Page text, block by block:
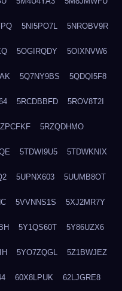
5NI5PO7L 5NROBV9R
5OGIRQDY 5OIXNVW6
5Q7NY9BS 5QDQI5F8
5RCDBBFD 5ROV8T2I
5RZQDHMO
5TDWI9U5 5TDWKNIX
5UPNX603 5UUMB8OT
5VVNNS1S 5XJ2MR7Y
5Y1QS60T 5Y86UZX6
5YO7ZQGL 5Z1BWJEZ
60X8LPUK 62LJGRE8